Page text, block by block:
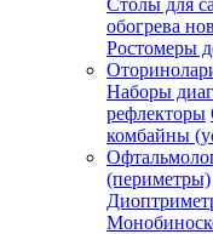
Столы для
обогрева
Ростомеры
Наборы
рефлекторы
комбайны
(периметры)